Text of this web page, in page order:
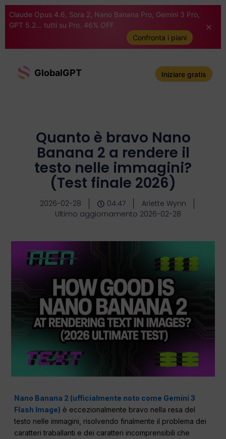
Claude Opus 4.6, Sora 2, Nano Banana Pro, Gemini 3 Pro,
GPT 5.2... tutti su Pro. 46% OFF
Confronta i piani
GlobalGPT Iniziare gratis
Quanto è bravo Nano
Banana 2 a rendere il
testo nelle immagini?
(Test finale 2026)
2026-02-28 04:47
Ariette Wynn
Ultimo aggiornamento 2026-02-28
Nano Banana 2 (ufficialmente noto come Gemini 3
Flash Image) è eccezionalmente bravo nella resa del
testo nelle immagini, risolvendo finalmente il problema dei
caratteri traballanti e dei caratteri incomprensibili che